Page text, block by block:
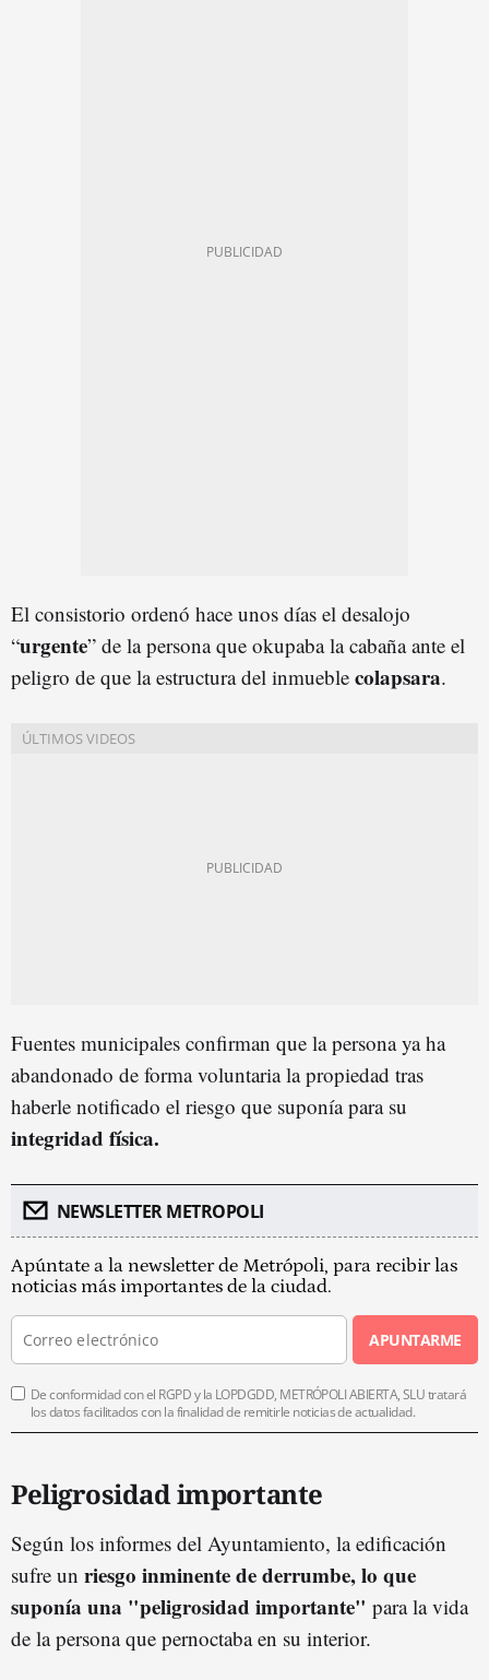
El consistorio ordenó hace unos días el desalojo
“urgente” de la persona que okupaba la cabaña ante el
peligro de que la estructura del inmueble colapsara.
Fuentes municipales confirman que la persona ya ha
abandonado de forma voluntaria la propiedad tras
haberle notificado el riesgo que suponía para su
integridad física.
NEWSLETTER METROPOLI
Apúntate a la newsletter de Metrópoli, para recibir las
noticias más importantes de la ciudad.
APUNTARME
De conformidad con el RGPD y la LOPDGDD, METRÓPOLI ABIERTA, SLU tratará
los datos facilitados con la finalidad de remitirle noticias de actualidad.
Peligrosidad importante
Según los informes del Ayuntamiento, la edificación
sufre un riesgo inminente de derrumbe, lo que
suponía una "peligrosidad importante" para la vida
de la persona que pernoctaba en su interior.